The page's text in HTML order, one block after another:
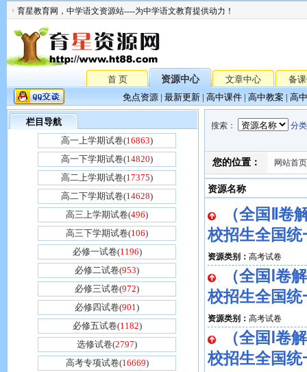
育星教育网，中学语文资源站----为中学语文教育提供动力！
首 页 资源中心 文章中心
备
免点资源| 最新更新| 高中课件| 高中教案| 高
栏目导航
高一上学期试卷(16863)
高一下学期试卷(14820)
高二上学期试卷(17375)
高二下学期试卷(14628)
高三上学期试卷(496)
高三下学期试卷(106)
必修一试卷(1196)
必修二试卷(953)
必修三试卷(972)
必修四试卷(901)
必修五试卷(1182)
选修试卷(2797)
高考专项试卷(16669)
搜索 ： 分
您的位置： 网站首页
资源名称
（全国Ⅱ卷
校招生全国
资源类别： 高考试卷
（全国Ⅰ卷
校招生全国
资源类别： 高考试卷
（全国Ⅰ卷
校招生全国